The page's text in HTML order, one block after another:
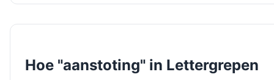
Hoe "aanstoting" in Lettergrepen